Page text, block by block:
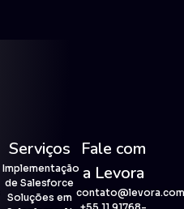
Serviços
Implementação
de Salesforce
Soluções em
Fale com
a Levora